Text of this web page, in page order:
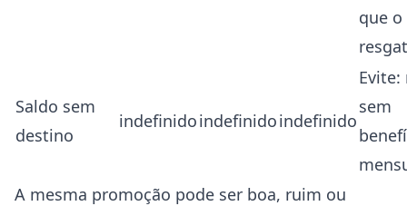
que o
Saldo sem
destino
indefinidoindefinidoindefinido
Evite:
sem
A mesma promoção pode ser boa, ruim ou